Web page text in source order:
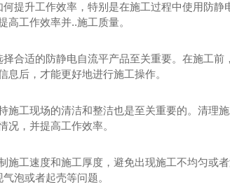
提升工作效率，特别是在施工过程中使用防
高工作效率并..施工质量。
合适的防静电自流平产品至关重要。在施工
息后，才能更好地进行施工操作。
施工现场的清洁和整洁也是至关重要的。清理
况，并提高工作效率。
施工速度和施工厚度，避免出现施工不均匀或
泡或者起壳等问题。